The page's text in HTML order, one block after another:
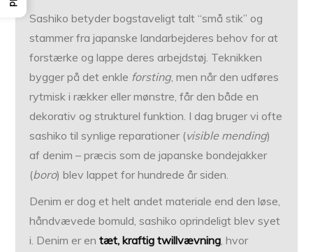
Sashiko betyder bogstaveligt talt “små stik” og
stammer fra japanske landarbejderes behov for at
forstærke og lappe deres arbejdstøj. Teknikken
bygger på det enkle forsting, men når den udføres
rytmisk i rækker eller mønstre, får den både en
dekorativ og strukturel funktion. I dag bruger vi ofte
sashiko til synlige reparationer (visible mending)
af denim – præcis som de japanske bondejakker
(boro) blev lappet for hundrede år siden.
Denim er dog et helt andet materiale end den løse,
håndvævede bomuld, sashiko oprindeligt blev syet
i. Denim er entæt, kraftig twillvævning, hvor